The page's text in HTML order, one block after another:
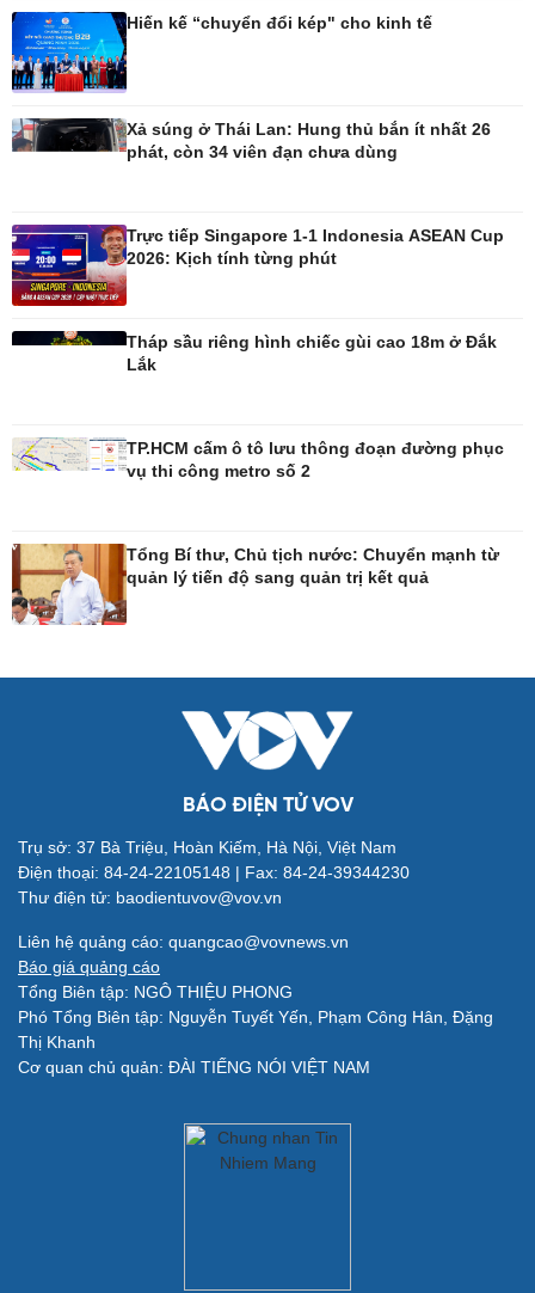
Tin Công nghệ
Trải nghiệm
Chuyển đổi số
Cây thuốc
Sản phụ khoa
Làm đẹp - giảm cân
Đời sống
Nhà đẹp
Blog
Âm nhạc
Nghệ sĩ
Thời trang
Sao Việt
Tư vấn
check-in
Hiến kế “chuyển đổi kép" cho kinh tế
Xả súng ở Thái Lan: Hung thủ bắn ít nhất 26
phát, còn 34 viên đạn chưa dùng
Trực tiếp Singapore 1-1 Indonesia ASEAN Cup
2026: Kịch tính từng phút
Tháp sầu riêng hình chiếc gùi cao 18m ở Đắk
Lắk
TP.HCM cấm ô tô lưu thông đoạn đường phục
vụ thi công metro số 2
Tổng Bí thư, Chủ tịch nước: Chuyển mạnh từ
quản lý tiến độ sang quản trị kết quả
BÁO ĐIỆN TỬ VOV
Trụ sở: 37 Bà Triệu, Hoàn Kiếm, Hà Nội, Việt Nam
Điện thoại: 84-24-22105148 | Fax: 84-24-39344230
Thư điện tử: baodientuvov@vov.vn
Liên hệ quảng cáo: quangcao@vovnews.vn
Báo giá quảng cáo
Tổng Biên tập: NGÔ THIỆU PHONG
Phó Tổng Biên tập: Nguyễn Tuyết Yến, Phạm Công Hân, Đặng
Thị Khanh
Cơ quan chủ quản: ĐÀI TIẾNG NÓI VIỆT NAM